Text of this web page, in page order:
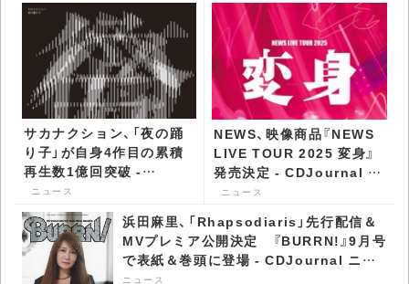
サカナクション、「夜の踊
り子」が自身4作目の累積
再生数1億回突破 -
CDJournal ニュース
ニュース
NEWS、映像商品『NEWS
LIVE TOUR 2025 変身』
発売決定 - CDJournal ニ
ュース
ニュース
浜田麻里、「Rhapsodiaris」先行配信＆
MVプレミア公開決定 『BURRN!』9月号
で表紙＆巻頭に登場 - CDJournal ニュ
ース
ニュース